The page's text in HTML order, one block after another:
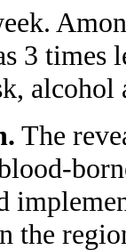
3 times
alcohol
The
the